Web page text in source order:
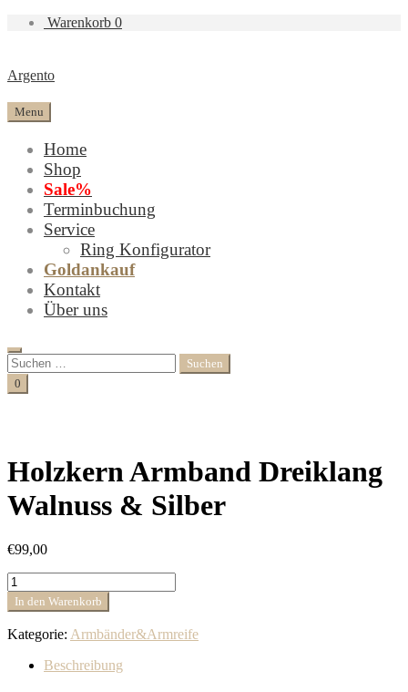
Warenkorb 0
Argento
Menu
Home
Shop
Sale%
Terminbuchung
Service
Ring Konfigurator
Goldankauf
Kontakt
Über uns
Search
Suchen
nach:
Cart
0
Holzkern Armband Dreiklang
Walnuss & Silber
€99,00
Holzkern
Armband
Dreiklang
Walnuss
Silber
In den Warenkorb
Kategorie: Armbänder&Armreife
Beschreibung